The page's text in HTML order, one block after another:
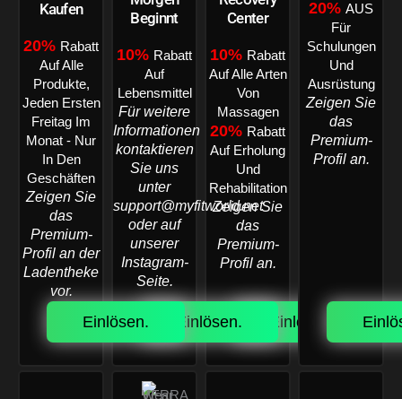
Center
10% Rabatt
Auf Alle Arten
Von
Massagen
20% Rabatt
Auf Erholung
Und
Rehabilitation
Zeigen Sie
das
Premium-
Profil an.
Einlösen.
Beginnt
10% Rabatt
Auf
Lebensmittel
Für weitere
Informationen
kontaktieren
Sie uns
unter
support@myfitworld.net
oder auf
unserer
Instagram-
Seite.
Einlösen.
Kaufen
20% Rabatt
Auf Alle
Produkte,
Jeden Ersten
Freitag Im
Monat - Nur
In Den
Geschäften
Zeigen Sie
das
Premium-
Profil an der
Ladentheke
vor.
Einlösen.
20% AUS
Für
Schulungen
Und
Ausrüstung
Zeigen Sie
das
Premium-
Profil an.